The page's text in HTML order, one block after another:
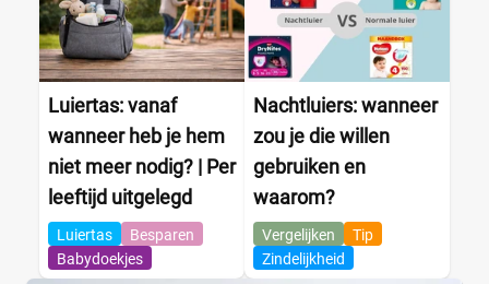
Luiertas: vanaf
wanneer heb je hem
niet meer nodig? | Per
leeftijd uitgelegd
Luiertas
Besparen
Babydoekjes
Nachtluiers: wanneer
zou je die willen
gebruiken en
waarom?
Vergelijken
Tip
Zindelijkheid